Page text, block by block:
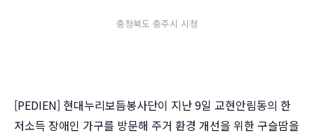
충청북도 충주시 시청
[PEDIEN] 현대누리보듬봉사단이 지난 9일 교현안림동의 한
저소득 장애인 가구를 방문해 주거 환경 개선을 위한 구슬땀을